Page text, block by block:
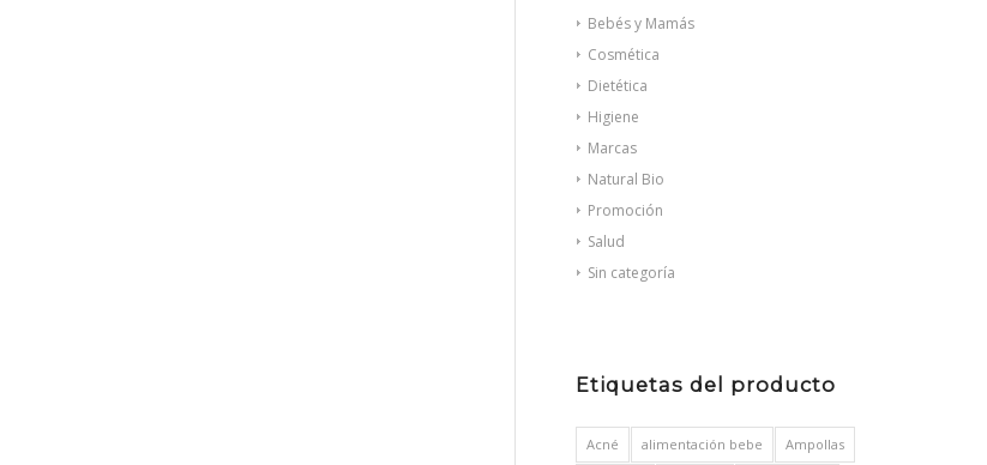
Bebés y Mamás
Cosmética
Dietética
Higiene
Marcas
Natural Bio
Promoción
Salud
Sin categoría
Etiquetas del producto
Acné alimentación bebe Ampollas